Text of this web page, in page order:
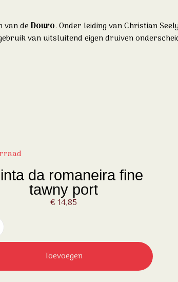
van deDouro. Onder leiding vanChristian Seely
van uitsluitend eigen druiven
da romaneira fine
tawny port
€14,85
Toevoegen